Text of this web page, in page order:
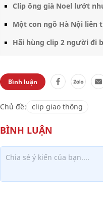
Clip ông già Noel lướt
Một con ngõ Hà Nội liên
Hãi hùng clip 2 người đi
Bình luận
Chủ đề: clip giao thông